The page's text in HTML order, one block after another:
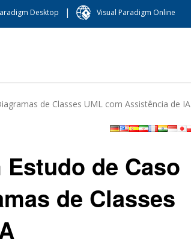
Desktop | Visual Paradigm Online
de Classes UML com Assistência de IA
de Caso
de Classes